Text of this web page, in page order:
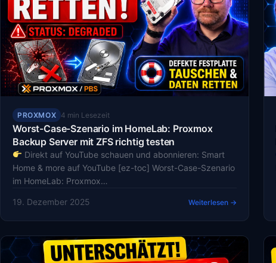
PROXMOX 4 min Lesezeit
Worst-Case-Szenario im HomeLab: Proxmox
Backup Server mit ZFS richtig testen
Direkt auf YouTube schauen und abonnieren: Smart
Home & more auf YouTube [ez-toc] Worst-Case-Szenario
im HomeLab: Proxmox…
19. Dezember 2025 Weiterlesen →